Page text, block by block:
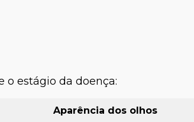
o estágio da doença:
Aparência dos olhos